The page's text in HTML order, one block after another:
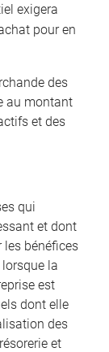
exigera
pour en
des
au montant
et des
qui
et dont
les bénéfices
la
est
dont elle
des
et